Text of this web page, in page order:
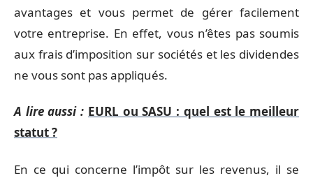
avantages et vous permet de gérer facilement
votre entreprise. En effet, vous n’êtes pas soumis
aux frais d’imposition sur sociétés et les dividendes
ne vous sont pas appliqués.
A lire aussi : EURL ou SASU : quel est le meilleur
statut ?
En ce qui concerne l’impôt sur les revenus, il se